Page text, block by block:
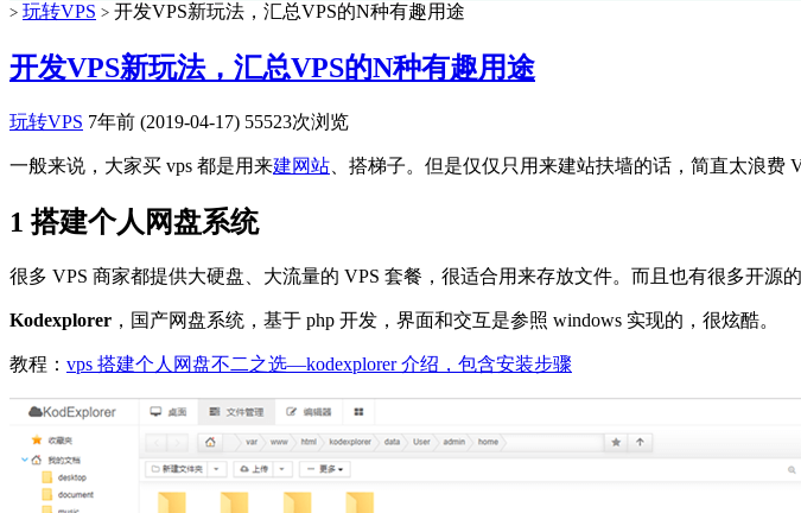
> 玩转VPS > 开发VPS新玩法，汇总VPS的N种有趣用途
开发VPS新玩法，汇总VPS的N种有趣用途
玩转VPS 7年前 (2019-04-17) 55523次浏览
一般来说，大家买 vps 都是用来建网站 、搭梯子。但是仅仅只用来建站扶墙的话，简直太浪费
1 搭建个人网盘系统
很多 VPS 商家都提供大硬盘、大流量的 VPS 套餐，很适合用来存放文件。而且也有很多开源
Kodexplorer ，国产网盘系统，基于 php 开发，界面和交互是参照 windows 实现的，很炫酷。
教程： vps 搭建个人网盘不二之选—kodexplorer 介绍，包含安装步骤